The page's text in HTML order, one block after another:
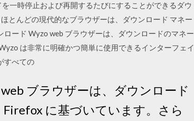
一時停止および再開するたびにすることができるダウ
とんどの現代的なブラウザーは、ダウンロード マネー
ード Wyzo web ブラウザーは、ダウンロードのマネー
は非常に明確かつ簡単に使用できるインターフェイ
すべての
ブラウザーは、ダウンロード
に基づいています。さら